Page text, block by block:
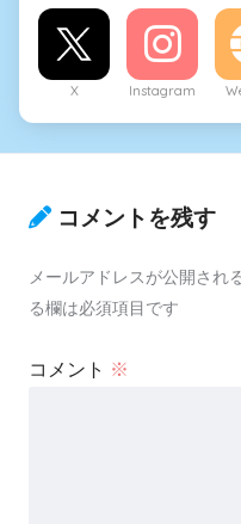
X Instagram
コメントを残す
メールアドレスが公開され
る欄は必須項目です
コメント ※